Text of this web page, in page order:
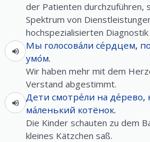
der Patienten durchzuführen,
Spektrum von
hochspezialisierten
Мы голосова́ли се́рдцем,
умо́м.
Wir haben mehr mit dem
Verstand abgestimmt.
Дети смотре́ли на де́рево,
ма́ленький котёнок.
Die Kinder schauten zu dem
kleines Kätzchen saß.